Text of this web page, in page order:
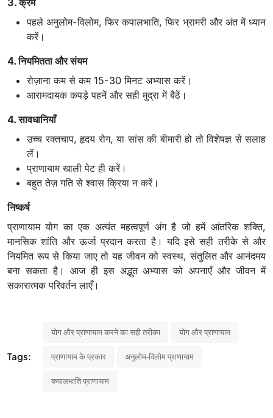
पहले अनुलोम-विलोम, फिर कपालभाति, फिर भ्रामरी और अंत में ध्यान
करें।
4. नियमितता और संयम
रोज़ाना कम से कम 15-30 मिनट अभ्यास करें।
आरामदायक कपड़े पहनें और सही मुद्रा में बैठें।
4. सावधानियाँ
उच्च रक्तचाप, हृदय रोग, या सांस की बीमारी हो तो विशेषज्ञ से सलाह
लें।
प्राणायाम खाली पेट ही करें।
बहुत तेज़ गति से श्वास क्रिया न करें।
निष्कर्ष
प्राणायाम योग का एक अत्यंत महत्वपूर्ण अंग है जो हमें आंतरिक शक्ति,
मानसिक शांति और ऊर्जा प्रदान करता है। यदि इसे सही तरीके से और
नियमित रूप से किया जाए तो यह जीवन को स्वस्थ, संतुलित और आनंदमय
बना सकता है। आज ही इस अद्भुत अभ्यास को अपनाएँ और जीवन में
सकारात्मक परिवर्तन लाएँ।
Tags:
योग और प्राणायाम करने का सही तरीका योग और प्राणायाम
प्राणायाम के प्रकार अनुलोम-विलोम प्राणायाम
कपालभाति प्राणायाम